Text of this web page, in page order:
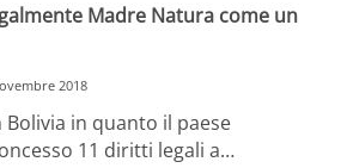
Madre Natura come un
2018
in quanto il paese
11 diritti legali a…